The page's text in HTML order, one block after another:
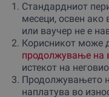
Стандардниот
месеци, освен
или ваучер не е
Корисникот може
продолжување на
истекот на
Продолжувањето
наплатува во